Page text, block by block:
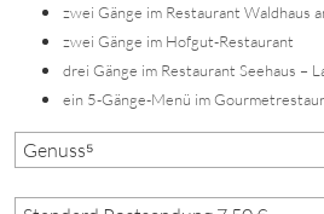
zwei Gänge im Restaurant Waldhaus
zwei Gänge im Hofgut-Restaurant
drei Gänge im Restaurant Seehaus –
ein 5-Gänge-Menü im